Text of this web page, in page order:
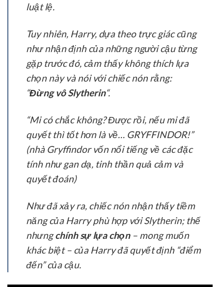
luật lệ.
Tuy nhiên, Harry, dựa theo trực giác cũng
như nhận định của những người cậu từng
gặp trước đó, cảm thấy không thích lựa
chọn này và nói với chiếc nón rằng:
“Đừng vô Slytherin“.
“Mi có chắc không? Được rồi, nếu mi đã
quyết thì tốt hơn là về… GRYFFINDOR!”
(nhà Gryffindor vốn nổi tiếng về các đặc
tính như gan dạ, tinh thần quả cảm và
quyết đoán)
Như đã xảy ra, chiếc nón nhận thấy tiềm
năng của Harry phù hợp với Slytherin; thế
nhưngchính sự lựa chọn– mong muốn
khác biệt – của Harry đã quyết định “điểm
đến” của cậu.